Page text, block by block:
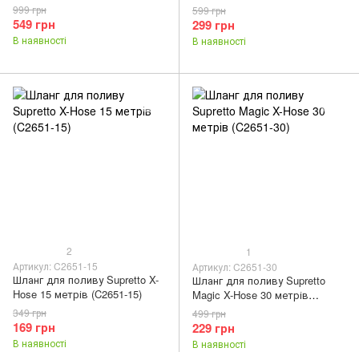
549 грн
999 грн
В наявності
299 грн
599 грн
В наявності
2
Артикул: C2651-15
Шланг для поливу Supretto X-
Hose 15 метрів (C2651-15)
169 грн
349 грн
В наявності
1
Артикул: C2651-30
Шланг для поливу Supretto
Magic X-Hose 30 метрів
(C2651-30)
229 грн
499 грн
В наявності